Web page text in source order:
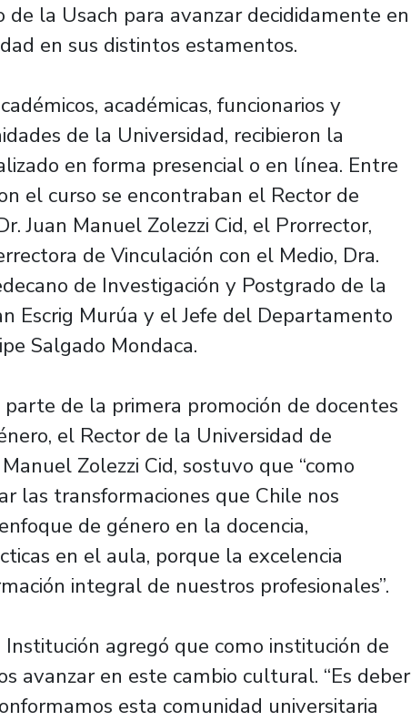
la Usach para avanzar decididamente en
en sus distintos estamentos.
académicas, funcionarios y
de la Universidad, recibieron la
en forma presencial o en línea. Entre
el curso se encontraban el Rector de
Juan Manuel Zolezzi Cid, el Prorrector,
de Vinculación con el Medio, Dra.
de Investigación y Postgrado de la
Escrig Murúa y el Jefe del Departamento
Salgado Mondaca.
de la primera promoción de docentes
el Rector de la Universidad de
Zolezzi Cid, sostuvo que “como
las transformaciones que Chile nos
de género en la docencia,
en el aula, porque la excelencia
integral de nuestros profesionales”.
agregó que como institución de
avanzar en este cambio cultural. “Es deber
esta comunidad universitaria